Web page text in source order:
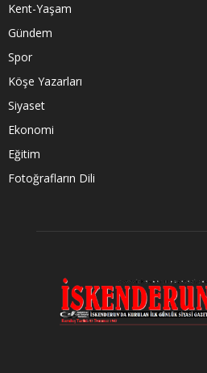
Kent-Yaşam
Gündem
Spor
Köşe Yazarları
Siyaset
Ekonomi
Eğitim
Fotoğrafların Dili